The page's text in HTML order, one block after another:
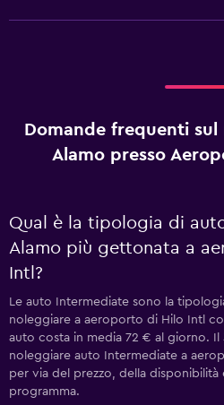
Domande frequenti
Alamo presso
Qual è la tipologia di
Alamo più gettonata a
Intl?
Le auto Intermediate sono la
noleggiare a aeroporto di Hilo Intl
auto costa in media 72 € al giorno.
noleggiare auto Intermediate a
per via del prezzo, della
programma.